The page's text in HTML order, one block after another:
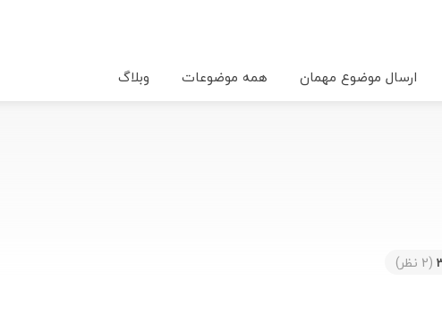
ارسال موضوع مهمان همه موضوعات وبلاگ
(2 نظر)